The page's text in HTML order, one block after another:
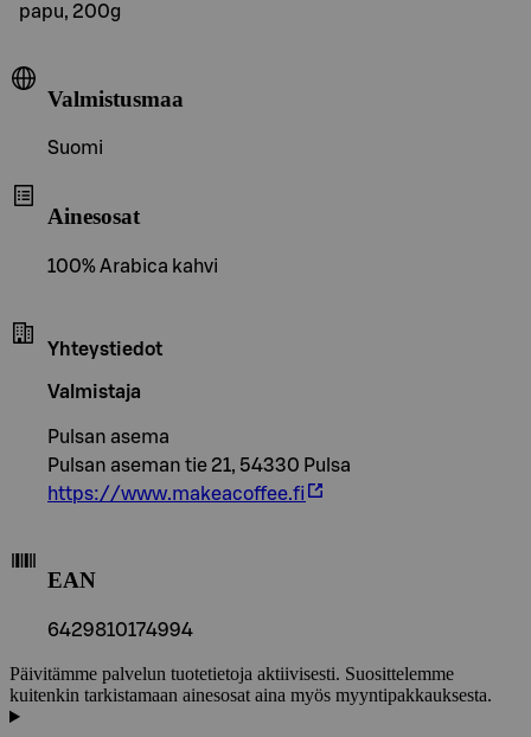
papu, 200g
Valmistusmaa
Suomi
Ainesosat
100% Arabica kahvi
Yhteystiedot
Valmistaja
Pulsan asema
Pulsan aseman tie 21, 54330 Pulsa
https://www.makeacoffee.fi
EAN
6429810174994
Päivitämme palvelun tuotetietoja aktiivisesti. Suosittelemme
kuitenkin tarkistamaan ainesosat aina myös myyntipakkauksesta.